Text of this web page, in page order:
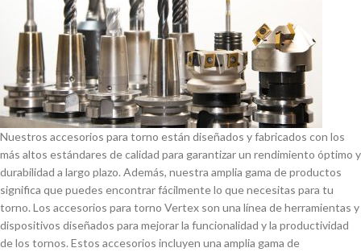
Nuestros accesorios para torno están diseñados y fabricados con los
más altos estándares de calidad para garantizar un rendimiento óptimo y
durabilidad a largo plazo. Además, nuestra amplia gama de productos
significa que puedes encontrar fácilmente lo que necesitas para tu
torno. Los accesorios para torno Vertex son una lí­nea de herramientas y
dispositivos diseñados para mejorar la funcionalidad y la productividad
de los tornos. Estos accesorios incluyen una amplia gama de